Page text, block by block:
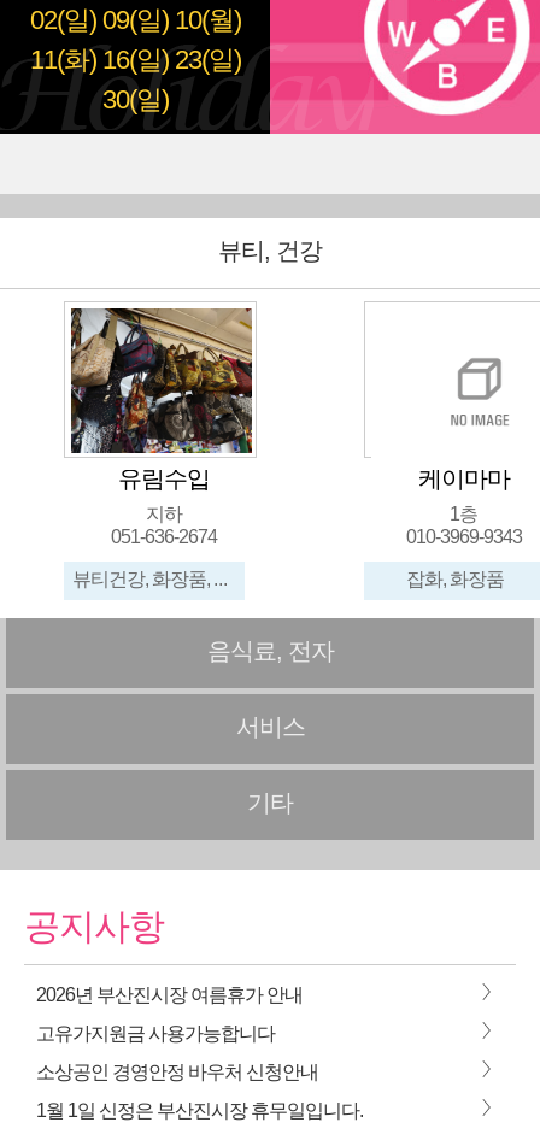
02(일) 09(일) 10(월)
11(화) 16(일) 23(일)
30(일)
뷰티, 건강
유림수입
지하
051-636-2674
뷰티건강, 화장품, 신발, 가방, 메리야스, 수입잡화
케이마마
1층
010-3969-9343
잡화, 화장품
음식료, 전자
서비스
기타
공지사항
2026년 부산진시장 여름휴가 안내 >
고유가지원금 사용가능합니다 >
소상공인 경영안정 바우처 신청안내 >
1월 1일 신정은 부산진시장 휴무일입니다. >